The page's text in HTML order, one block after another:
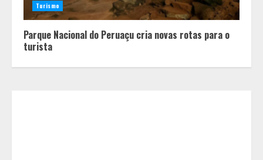
Turismo
Parque Nacional do Peruaçu cria novas rotas para o
turista
Mas nem sempre da mesma forma